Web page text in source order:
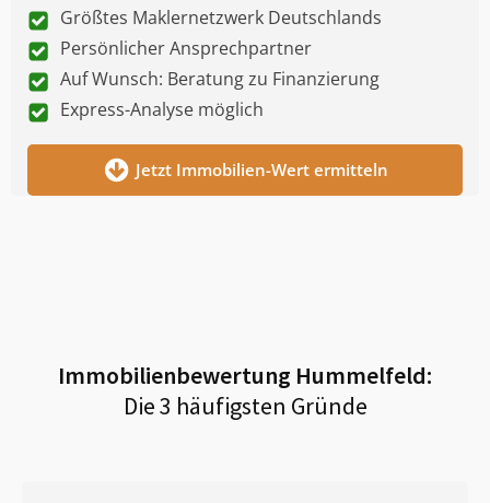
Größtes Maklernetzwerk Deutschlands
Persönlicher Ansprechpartner
Auf Wunsch: Beratung zu Finanzierung
Express-Analyse möglich
Jetzt Immobilien-Wert ermitteln
Immobilienbewertung Hummelfeld:
Die 3 häufigsten Gründe